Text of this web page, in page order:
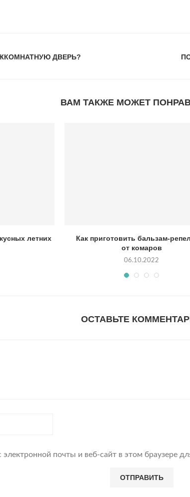
ДВЕРЬ?
ВАМ ТАКЖЕ МОЖЕТ
летних
Как приготовить бальзам-
от комаров
06.10.2022
ОСТАВЬТЕ
почты и веб-сайт в этом браузере